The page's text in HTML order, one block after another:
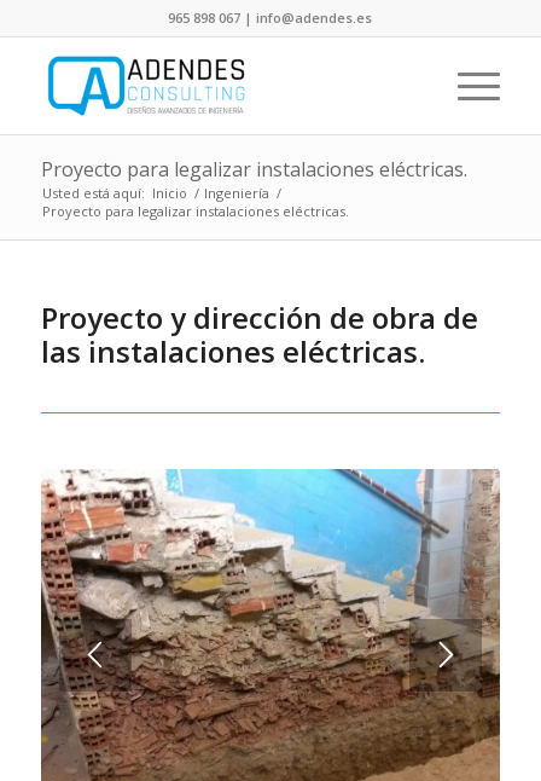
965 898 067 | info@adendes.es
Proyecto para legalizar instalaciones eléctricas.
Usted está aquí: Inicio / Ingeniería /
Proyecto para legalizar instalaciones eléctricas.
Proyecto y dirección de obra de
las instalaciones eléctricas.